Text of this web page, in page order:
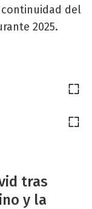
del
2025.
tras
y la